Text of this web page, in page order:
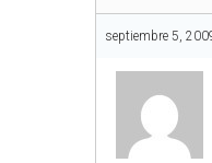
septiembre 5,